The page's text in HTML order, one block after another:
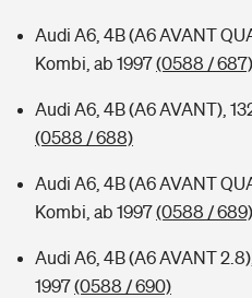
Audi A6, 4B (A6 AVANT
Kombi, ab 1997(0588 / 687)
Audi A6, 4B (A6 AVANT),
(0588 / 688)
Audi A6, 4B (A6 AVANT
Kombi, ab 1997(0588 / 689)
Audi A6, 4B (A6 AVANT
1997(0588 / 690)